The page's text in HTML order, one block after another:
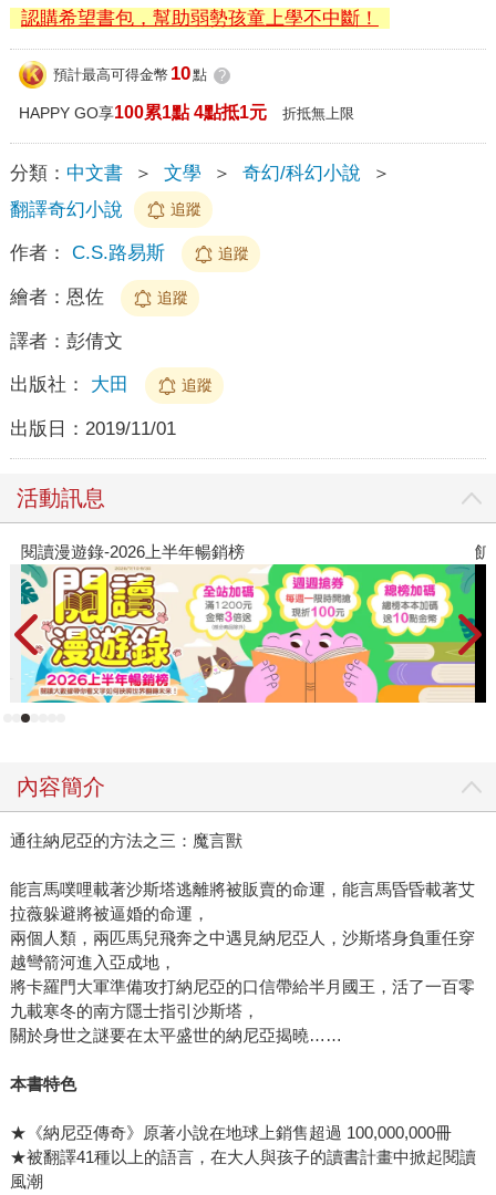
認購希望書包，幫助弱勢孩童上學不中斷！
預計最高可得金幣 10點 ?
HAPPY GO享100累1點 4點抵1元 折抵無上限
分類： 中文書 ＞ 文學 ＞ 奇幻/科幻小說
＞
翻譯奇幻小說
追蹤
作者： C.S.路易斯 追蹤
繪者： 恩佐 追蹤
譯者： 彭倩文
出版社： 大田 追蹤
出版日： 2019/11/01
活動訊息
閱讀漫遊錄-2026上半年暢銷榜 飢
內容簡介
通往納尼亞的方法之三：魔言獸
能言馬噗哩載著沙斯塔逃離將被販賣的命運，能言馬昏昏載著艾
拉薇躲避將被逼婚的命運，
兩個人類，兩匹馬兒飛奔之中遇見納尼亞人，沙斯塔身負重任穿
越彎箭河進入亞成地，
將卡羅門大軍準備攻打納尼亞的口信帶給半月國王，活了一百零
九載寒冬的南方隱士指引沙斯塔，
關於身世之謎要在太平盛世的納尼亞揭曉……
本書特色
★《納尼亞傳奇》原著小說在地球上銷售超過 100,000,000冊
★被翻譯41種以上的語言，在大人與孩子的讀書計畫中掀起閱讀
風潮